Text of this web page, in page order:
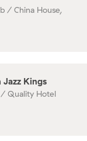
/ China House,
Jazz Kings
/ Quality Hotel